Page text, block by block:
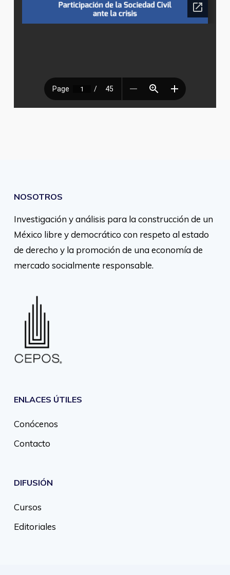
NOSOTROS
Investigación y análisis para la construcción de un
México libre y democrático con respeto al estado
de derecho y la promoción de una economía de
mercado socialmente responsable.
ENLACES ÚTILES
Conócenos
Contacto
DIFUSIÓN
Cursos
Editoriales